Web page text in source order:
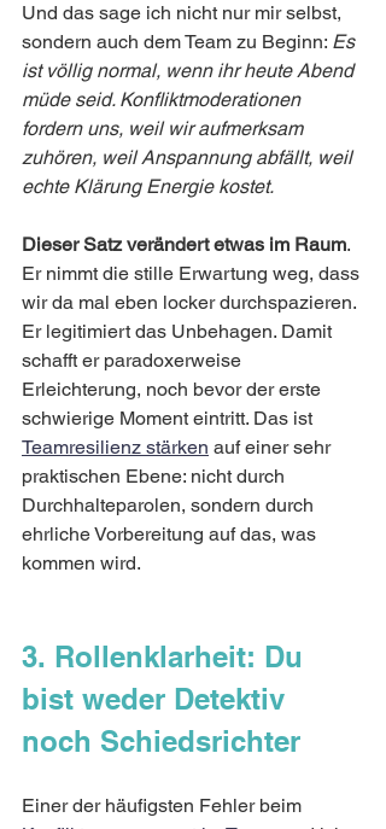
Und das sage ich nicht nur mir selbst,
sondern auch dem Team zu Beginn: Es
ist völlig normal, wenn ihr heute Abend
müde seid. Konfliktmoderationen
fordern uns, weil wir aufmerksam
zuhören, weil Anspannung abfällt, weil
echte Klärung Energie kostet.
Dieser Satz verändert etwas im Raum.
Er nimmt die stille Erwartung weg, dass
wir da mal eben locker durchspazieren.
Er legitimiert das Unbehagen. Damit
schafft er paradoxerweise
Erleichterung, noch bevor der erste
schwierige Moment eintritt. Das ist
Teamresilienz stärken auf einer sehr
praktischen Ebene: nicht durch
Durchhalteparolen, sondern durch
ehrliche Vorbereitung auf das, was
kommen wird.
3. Rollenklarheit: Du
bist weder Detektiv
noch Schiedsrichter
Einer der häufigsten Fehler beim